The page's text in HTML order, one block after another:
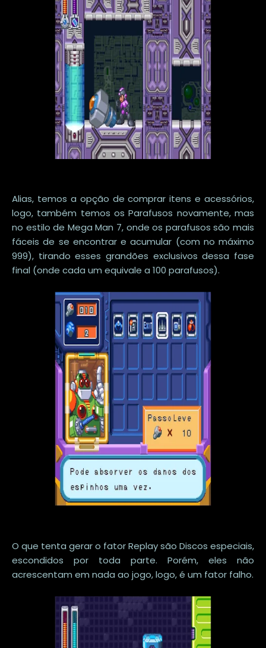
Alias, temos a opção de comprar itens e acessórios,
logo, também temos os Parafusos novamente, mas
no estilo de Mega Man 7, onde os parafusos são mais
fáceis de se encontrar e acumular (com no máximo
999), tirando esses grandões exclusivos dessa fase
final (onde cada um equivale a 100 parafusos).
O que tenta gerar o fator Replay são Discos especiais,
escondidos por toda parte. Porém, eles não
acrescentam em nada ao jogo, logo, é um fator falho.